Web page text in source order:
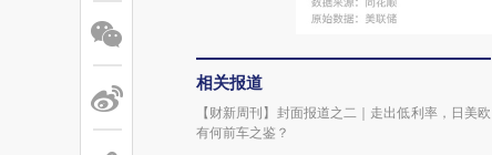
相关报道
【财新周刊】封面报道之二｜走出低利率，日美欧
有何前车之鉴？